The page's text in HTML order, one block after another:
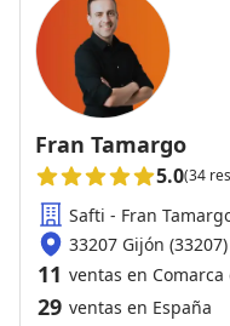
Fran Tamargo
5.0(34
Safti - Fran
33207 Gijón (33207)
11 ventas en Comarca
29 ventas en España